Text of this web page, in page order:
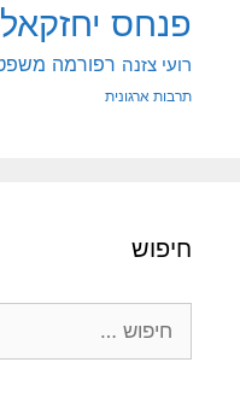
פנחס
רועי צזנה רפורמה
תרבות ארגונית
חיפוש